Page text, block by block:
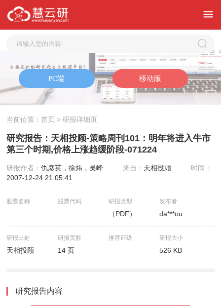
当前位置：首页 > 研报详细页
研究报告：天相投顾-策略周刊101：明年将进入牛市
第三个时期,价格上涨趋缓阶段-071224
研报作者：仇彦英，徐炜，吴峰 来自： 天相投顾
时间：
2007-12-24 21:05:41
股票名称 股票代码 研报类型
（PDF）
发布者
da***ou
研报出处
天相投顾
研报页数
14 页
推荐评级 研报大小
526 KB
研究报告内容